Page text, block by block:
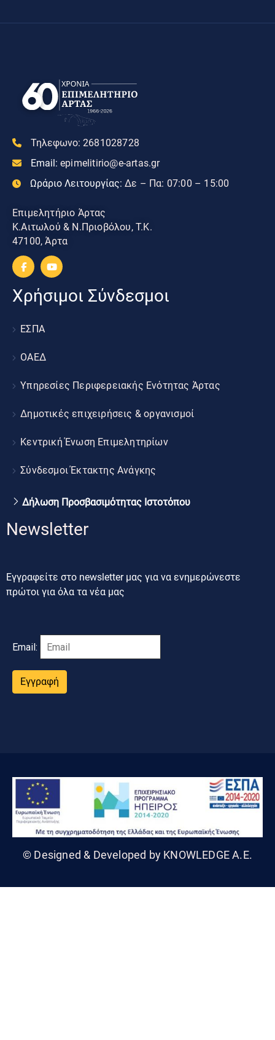
Τηλεφωνο: 2681028728
Email: epimelitirio@e-artas.gr
Ωράριο Λειτουργίας: Δε – Πα: 07:00 – 15:00
Επιμελητήριο Άρτας
Κ.Αιτωλού & Ν.Πριοβόλου, Τ.Κ.
47100, Άρτα
Χρήσιμοι Σύνδεσμοι
ΕΣΠΑ
ΟΑΕΔ
Υπηρεσίες Περιφερειακής Ενότητας Άρτας
Δημοτικές επιχειρήσεις & οργανισμοί
Κεντρική Ένωση Επιμελητηρίων
Σύνδεσμοι Έκτακτης Ανάγκης
Δήλωση Προσβασιμότητας Ιστοτόπου
Newsletter
Εγγραφείτε στο newsletter μας για να ενημερώνεστε
πρώτοι για όλα τα νέα μας
Email:
Εγγραφή
© Designed & Developed by KNOWLEDGE A.E.